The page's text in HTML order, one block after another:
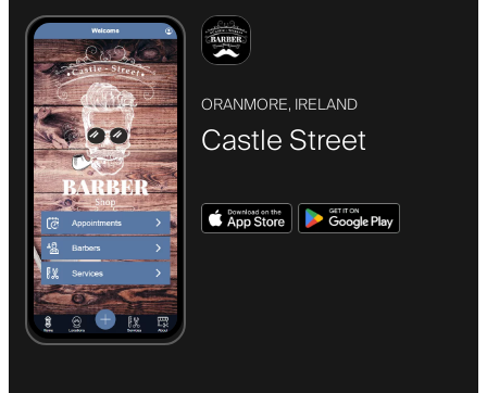
ORANMORE, IRELAND
Castle Street